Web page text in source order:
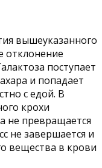
вышеуказанного
отклонение
поступает
и попадает
с едой. В
крохи
не превращается
не завершается и
вещества в крови